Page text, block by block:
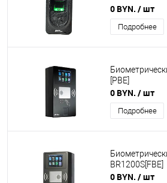
0 BYN. / шт
Подробнее
[PBE]
0 BYN. / шт
Подробнее
BR1200S[FBE]
0 BYN. / шт